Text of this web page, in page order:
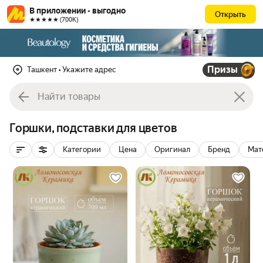
В приложении - выгодно
★★★★★ (700К)
Открыть
Ташкент • Укажите адрес Призы
Горшки, подставки для цветов
Категории Цена Оригинал Бренд